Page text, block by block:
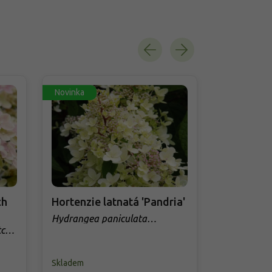
Novinka
Hortenzie latnatá 'Pandria'
Hydrangea paniculata
Skladem